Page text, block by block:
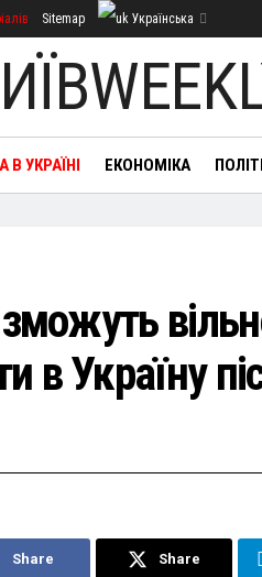
Sitemap Українська
В УКРАЇНІ ЕКОНОМІКА
в Україну
Share Share